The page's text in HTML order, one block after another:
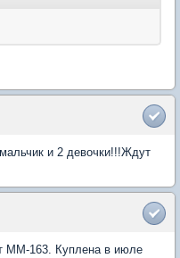
и 2 девочки!!!Ждут
ММ-163. Куплена в июле